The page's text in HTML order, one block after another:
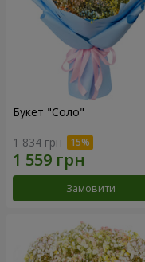
Букет "Соло"
1 834 грн
Замовити